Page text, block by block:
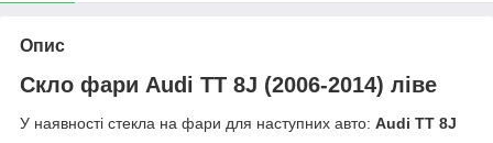
Опис
Скло фари Audi TT 8J (2006-2014) ліве
У наявності стекла на фари для наступних авто: Audi TT 8J